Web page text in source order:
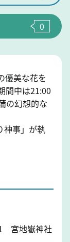
0
優美な花を
間中は21:00
の幻想的な
神事」が執
宮地嶽神社